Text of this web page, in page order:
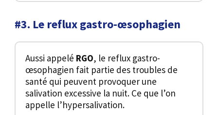
#3. Le reflux gastro-œsophagien
Aussi appelé RGO, le reflux gastro-
œsophagien fait partie des troubles de
santé qui peuvent provoquer une
salivation excessive la nuit. Ce que l’on
appelle l’hypersalivation.